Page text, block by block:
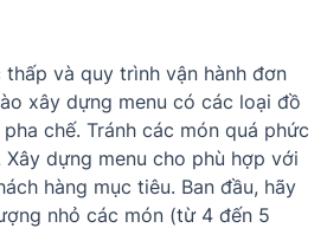
và quy trình vận hành đơn
xây dựng menu có các loại đồ
chế. Tránh các món quá phức
dựng menu cho phù hợp với
hàng mục tiêu. Ban đầu, hãy
nhỏ các món (từ 4 đến 5